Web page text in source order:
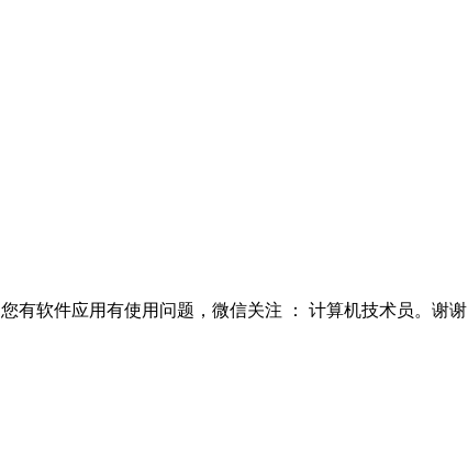
您有软件应用有使用问题，微信关注 ： 计算机技术员。谢谢